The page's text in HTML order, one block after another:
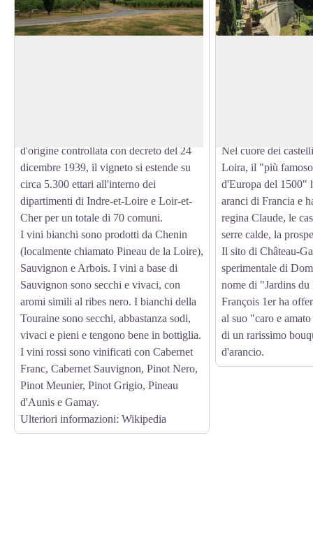
d'origine controllata con decreto del 24
dicembre 1939, il vigneto si estende su
circa 5.300 ettari all'interno dei
dipartimenti di Indre-et-Loire e Loir-et-
Cher per un totale di 70 comuni.
I vini bianchi sono prodotti da Chenin
(localmente chiamato Pineau de la Loire),
Sauvignon e Arbois. I vini a base di
Sauvignon sono secchi e vivaci, con
aromi simili al ribes nero. I bianchi della
Touraine sono secchi, abbastanza sodi,
vivaci e pieni e tengono bene in bottiglia.
I vini rossi sono vinificati con Cabernet
Franc, Cabernet Sauvignon, Pinot Nero,
Pinot Meunier, Pinot Grigio, Pineau
d'Aunis e Gamay.
Ulteriori informazioni: Wikipedia
Nel cuore dei
Loira, il "più
d'Europa del 1500"
aranci di Francia e
regina Claude, le
serre calde, la
Il sito di Château-
sperimentale di
nome di "Jardins
François 1er ha
al suo "caro e
di un rarissimo
d'arancio.